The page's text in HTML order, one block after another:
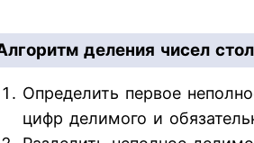
деления чисел
Определить первое
цифр делимого и